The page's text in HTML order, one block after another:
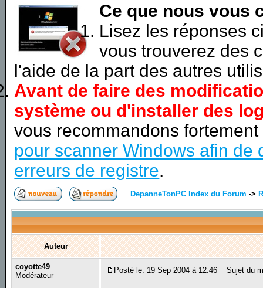
Ce que nous vous
Lisez les réponses
vous trouverez des
l'aide de la part des autres
Avant de faire des
système ou d'installer des
vous recommandons
pour scanner Windows afin de
erreurs de registre.
DepanneTonPC Index du Forum ->
Auteur
coyotte49
Modérateur
Posté le: 19 Sep 2004 à 12:46 Sujet du